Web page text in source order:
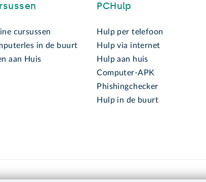
cursussen
in de buurt
aan Huis
PCHulp
Hulp per telefoon
Hulp via internet
Hulp aan huis
Computer-APK
Phishingchecker
Hulp in de buurt